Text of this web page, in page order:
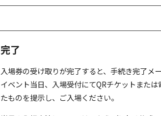
完了
入場券の受け取りが完了すると、手続き完了メ
イベント当日、入場受付にてQRチケットまた
たものを提示し、ご入場ください。